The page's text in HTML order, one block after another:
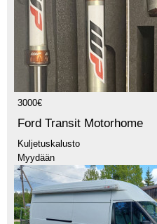
3000€
Ford Transit Motorhome
Kuljetuskalusto
Myydään